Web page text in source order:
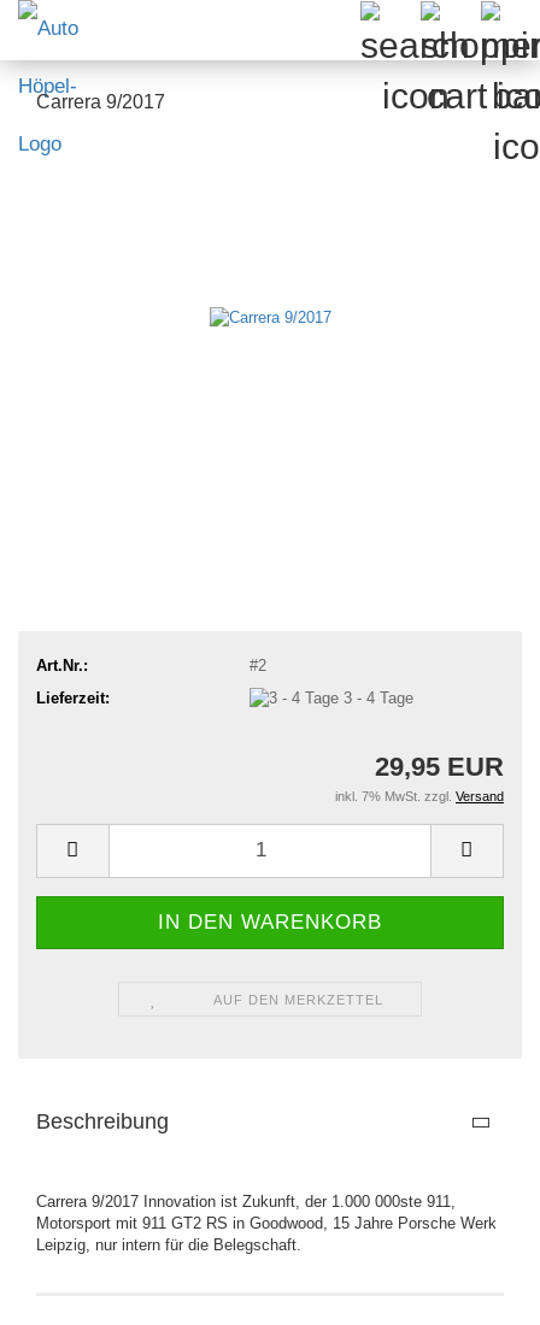
Carrera 9/2017
Art.Nr.:
#2
Lieferzeit:
3 - 4 Tage
29,95 EUR
inkl. 7% MwSt. zzgl. Versand
AUF DEN MERKZETTEL
Beschreibung
Carrera 9/2017 Innovation ist Zukunft, der 1.000 000ste 911,
Motorsport mit 911 GT2 RS in Goodwood, 15 Jahre Porsche Werk
Leipzig, nur intern für die Belegschaft.